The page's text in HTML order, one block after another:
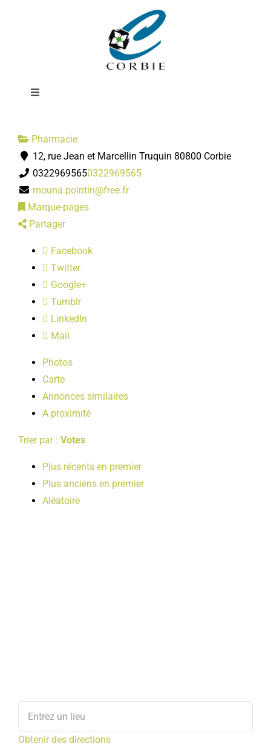
Toggle
DÉMARCHES ADMINISTRATIVES
SERVICES MUNICIPAUX
PRATIQUE
LOISIRS
PUBLICATIONS
Pharmacie
POINTIN-
Pharmacie
12, rue Jean et Marcellin Truquin 80800 Corbie
03229695650322969565
mouna.pointin@free.fr
Marque-pages
Partager
Facebook
Twitter
Google+
Tumblr
LinkedIn
Mail
Photos
Carte
Annonces similaires
A proximité
Trier par : Votes
Plus récents en premier
Plus anciens en premier
Aléatoire
Obtenir des directions